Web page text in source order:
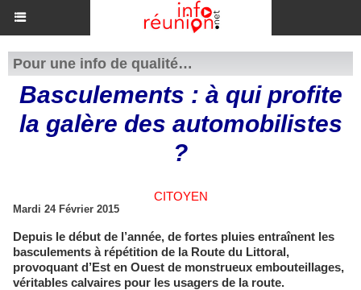
Pour une info de qualité…
Basculements : à qui profite
la galère des automobilistes
?
CITOYEN
Mardi 24 Février 2015
Depuis le début de l’année, de fortes pluies entraînent les
basculements à répétition de la Route du Littoral,
provoquant d’Est en Ouest de monstrueux embouteillages,
véritables calvaires pour les usagers de la route.